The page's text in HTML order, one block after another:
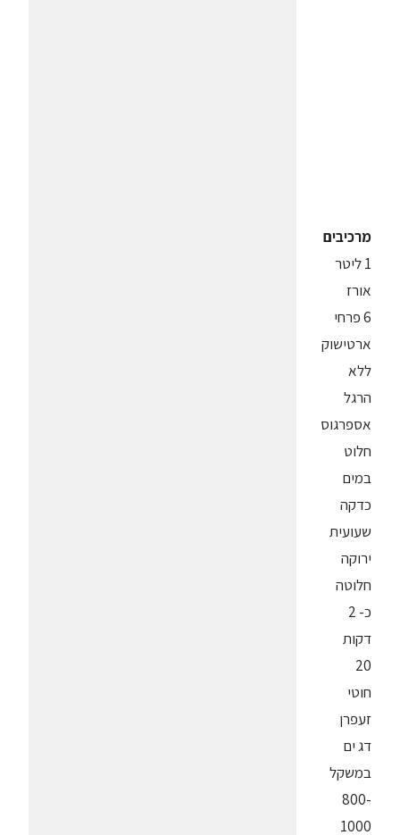
מרכיבים
1 ליטר
אורז
6 פרחי
ארטישוק
ללא
הרגל
אספרגוס
חלוט
במים
כדקה
שעועית
ירוקה
חלוטה
כ- 2
דקות
20
חוטי
זעפרן
דג ים
במשקל
800-
1000